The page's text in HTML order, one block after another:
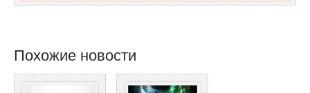
Похожие новости